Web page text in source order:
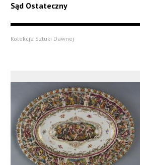
Sąd Ostateczny
Kolekcja Sztuki Dawnej